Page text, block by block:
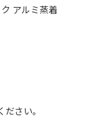
アルミ蒸着
さい。